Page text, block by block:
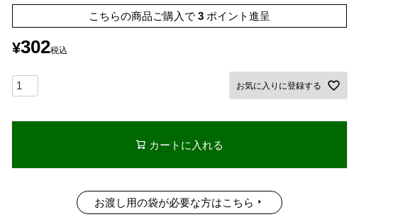
こちらの商品ご購入で 3 ポイント進呈
¥302税込
お気に入りに登録する
カートに入れる
お渡し用の袋が必要な方はこちら